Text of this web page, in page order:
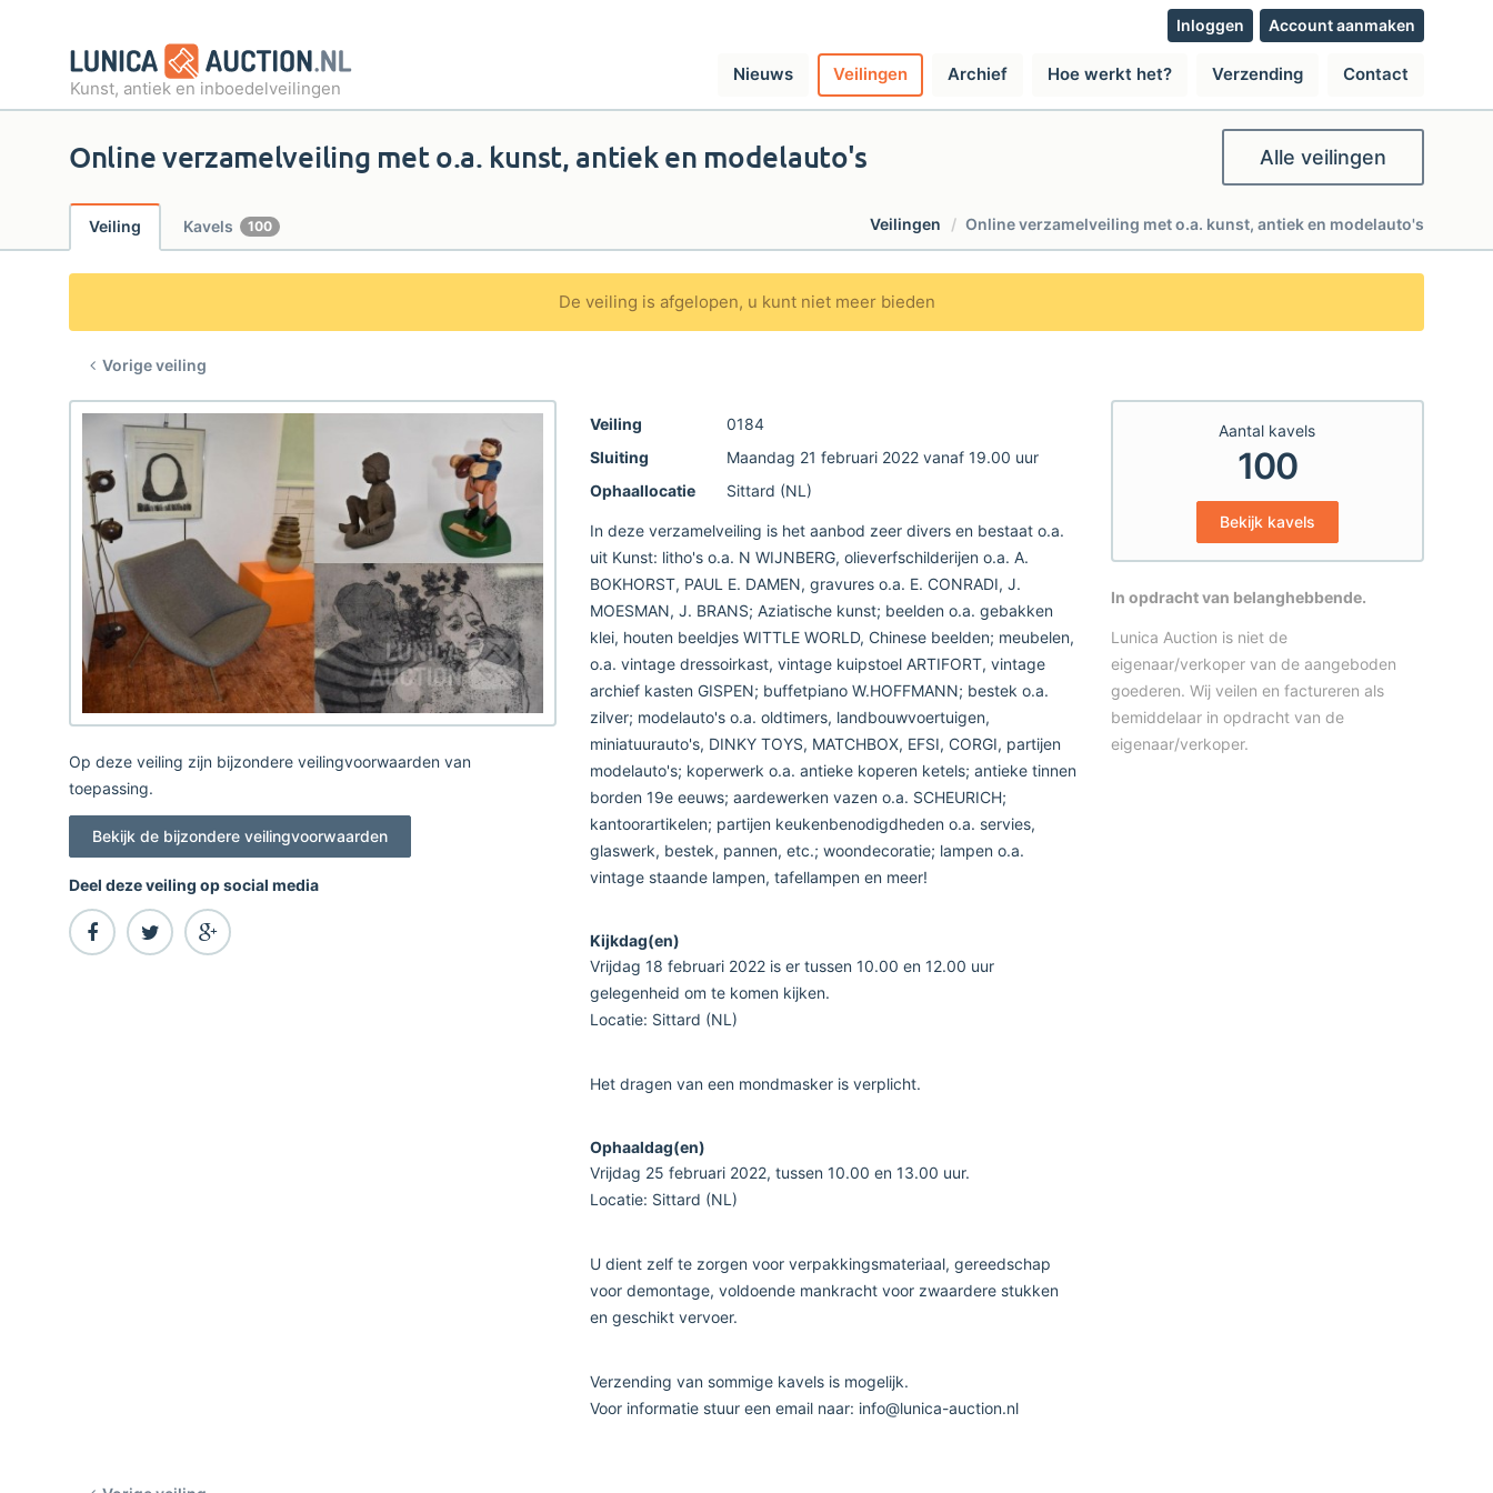
Inloggen Account aanmaken
Kunst, antiek en inboedelveilingen
Nieuws Veilingen Archief Hoe werkt het? Verzending Contact
Online verzamelveiling met o.a. kunst, antiek en modelauto's Alle veilingen
Veilingen Online verzamelveiling met o.a. kunst, antiek en modelauto's
Veiling Kavels 100
De veiling is afgelopen, u kunt niet meer bieden
Vorige veiling
Op deze veiling zijn bijzondere veilingvoorwaarden van
toepassing.
Bekijk de bijzondere veilingvoorwaarden
Deel deze veiling op social media
Veiling
0184
Sluiting
Maandag 21 februari 2022 vanaf 19.00 uur
Ophaallocatie
Sittard (NL)
In deze verzamelveiling is het aanbod zeer divers en bestaat o.a.
uit Kunst: litho's o.a. N WIJNBERG, olieverfschilderijen o.a. A.
BOKHORST, PAUL E. DAMEN, gravures o.a. E. CONRADI, J.
MOESMAN, J. BRANS; Aziatische kunst; beelden o.a. gebakken
klei, houten beeldjes WITTLE WORLD, Chinese beelden; meubelen,
o.a. vintage dressoirkast, vintage kuipstoel ARTIFORT, vintage
archief kasten GISPEN; buffetpiano W.HOFFMANN; bestek o.a.
zilver; modelauto's o.a. oldtimers, landbouwvoertuigen,
miniatuurauto's, DINKY TOYS, MATCHBOX, EFSI, CORGI, partijen
modelauto's; koperwerk o.a. antieke koperen ketels; antieke tinnen
borden 19e eeuws; aardewerken vazen o.a. SCHEURICH;
kantoorartikelen; partijen keukenbenodigdheden o.a. servies,
glaswerk, bestek, pannen, etc.; woondecoratie; lampen o.a.
vintage staande lampen, tafellampen en meer!
Kijkdag(en)
Vrijdag 18 februari 2022 is er tussen 10.00 en 12.00 uur
gelegenheid om te komen kijken.
Locatie: Sittard (NL)
Het dragen van een mondmasker is verplicht.
Ophaaldag(en)
Vrijdag 25 februari 2022, tussen 10.00 en 13.00 uur.
Locatie: Sittard (NL)
U dient zelf te zorgen voor verpakkingsmateriaal, gereedschap
voor demontage, voldoende mankracht voor zwaardere stukken
en geschikt vervoer.
Verzending van sommige kavels is mogelijk.
Voor informatie stuur een email naar: info@lunica-auction.nl
Aantal kavels
100
Bekijk kavels
In opdracht van belanghebbende.
Lunica Auction is niet de
eigenaar/verkoper van de aangeboden
goederen. Wij veilen en factureren als
bemiddelaar in opdracht van de
eigenaar/verkoper.